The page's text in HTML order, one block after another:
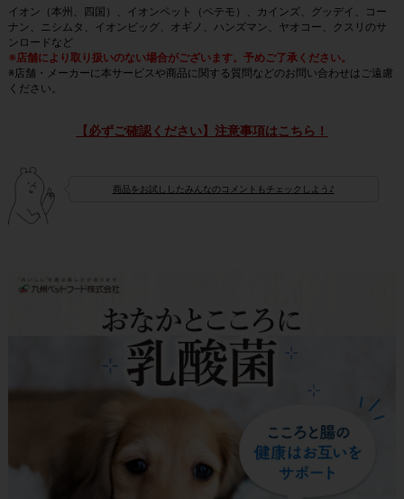
イオン（本州、四国）、イオンペット（ペテモ）、カインズ、グッデイ、コー
ナン、ニシムタ、イオンビッグ、オギノ、ハンズマン、ヤオコー、クスリのサ
ンロードなど
※店舗により取り扱いのない場合がございます。予めご了承ください。
※店舗・メーカーに本サービスや商品に関する質問などのお問い合わせはご遠慮
ください。
【必ずご確認ください】注意事項はこちら！
商品をお試ししたみんなのコメントもチェックしよう♪